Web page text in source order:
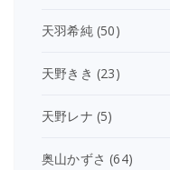
天羽希純(50)
天野きき (23)
天野レナ (5)
奥山かずさ (64)